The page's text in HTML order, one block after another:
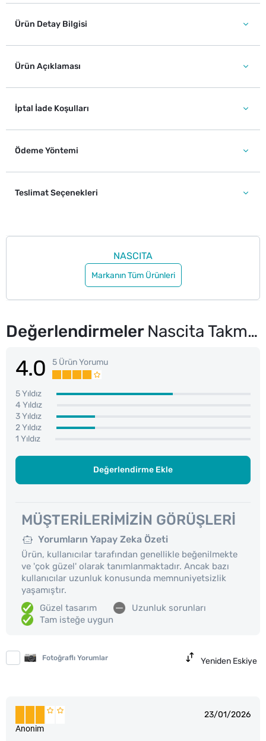
Ürün Detay Bilgisi
Ürün Açıklaması
İptal İade Koşulları
Ödeme Yöntemi
Teslimat Seçenekleri
NASCITA
Markanın Tüm Ürünleri
Değerlendirmeler Nascita Takma Tırnak Pembe Mermer 24'lü
4.0 5 Ürün Yorumu
5 Yıldız
4 Yıldız
3 Yıldız
2 Yıldız
1 Yıldız
Değerlendirme Ekle
MÜŞTERILERIMIZIN GÖRÜŞLERI
Yorumların Yapay Zeka Özeti
Ürün, kullanıcılar tarafından genellikle beğenilmekte
ve 'çok güzel' olarak tanımlanmaktadır. Ancak bazı
kullanıcılar uzunluk konusunda memnuniyetsizlik
yaşamıştır.
Güzel tasarım
Tam isteğe uygun
Uzunluk sorunları
Fotoğraflı Yorumlar Yeniden Eskiye
23/01/2026
Anonim